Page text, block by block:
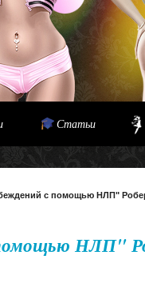
Статьи
с помощью НЛП"
НЛП"